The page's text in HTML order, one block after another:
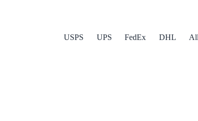
USPS UPS FedEx DHL